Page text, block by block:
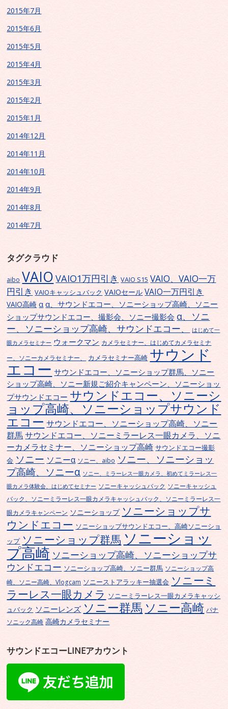
2015年7月
2015年6月
2015年5月
2015年4月
2015年3月
2015年2月
2015年1月
2014年12月
2014年11月
2014年10月
2014年9月
2014年8月
2014年7月
タグクラウド
aibo VAIO VAIO1万円引き VAIO S15 VAIO、VAIO一万
円引き VAIOキャッシュバック VAIOセール VAIO一万円引き
VAIO高崎 α α、サウンドエコー、ソニーショップ高崎、ソニー
ショップサウンドエコー、撮影会、ソニー撮影会 α、ソニ
ー、ソニーショップ高崎、サウンドエコー、
はじめて一
眼カメラセミナー ウォークマン カメラセミナー、はじめてカメラセミナ
ー、ソニーカメラセミナー、
カメラセミナー高崎 サウンド
エコー サウンドエコー、ソニーショップ群馬、ソニー
ショップ高崎、ソニー新規ご紹介キャンペーン、ソニーショッ
プサウンドエコー サウンドエコー、ソニーシ
ョップ高崎、ソニーショップサウンド
エコー サウンドエコー、ソニーショップ高崎、ソニー
群馬 サウンドエコー、ソニーミラーレス一眼カメラ、ソニ
ーカメラセミナー、ソニーショップ高崎 サウンドエコー撮影
会 ソニー ソニーα ソニー、aibo ソニー、ソニーショッ
プ高崎、ソニーα ソニー、ミラーレス一眼カメラ、初めてミラーレス一
眼カメラ体験会、はじめてセミナー ソニーキャッシュバック ソニーキャッシュ
バック、ソニーミラーレス一眼カメラキャッシュバック、ソニーミラーレス一
眼カメラキャンペーン ソニーショップ ソニーショップサ
ウンドエコー ソニーショップサウンドエコー、高崎ソニーショ
ップ ソニーショップ群馬 ソニーショッ
プ高崎 ソニーショップ高崎、ソニーショップサ
ウンドエコー ソニーショップ高崎、ソニー群馬 ソニーショップ高
崎、ソニー高崎、Vlogcam ソニーストアラッキー抽選会 ソニーミ
ラーレス一眼カメラ ソニーミラーレス一眼カメラキャッシ
ュバック ソニーレンズ ソニー群馬 ソニー高崎 パナ
ソニック高崎 高崎カメラセミナー
サウンドエコーLINEアカウント